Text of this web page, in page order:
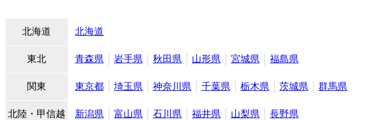
北海道 北海道
東北 青森県 岩手県 秋田県 山形県 宮城県 福島県
関東 東京都 埼玉県 神奈川県 千葉県 栃木県 茨城県 群馬県
北陸・甲信越 新潟県 富山県 石川県 福井県 山梨県 長野県